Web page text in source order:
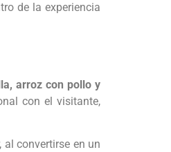
de la experiencia
arroz con pollo y
con el visitante,
convertirse en un